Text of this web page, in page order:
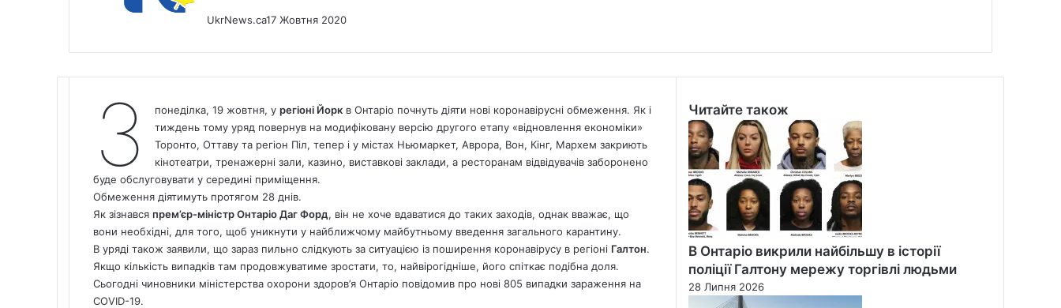
UkrNews.ca17 Жовтня 2020
З понеділка, 19 жовтня, у регіоні Йоркв Онтаріо почнуть діяти нові коронавірусні обмеження. Як і
тиждень тому уряд повернув на модифіковану версію другого етапу «відновлення економіки»
Торонто, Оттаву та регіон Піл, тепер і у містах Ньюмаркет, Аврора, Вон, Кінг, Мархем закриють
кінотеатри, тренажерні зали, казино, виставкові заклади, а ресторанам відвідувачів заборонено
буде обслуговувати у середині приміщення.
Обмеження діятимуть протягом 28 днів.
Як зізнався прем’єр-міністр Онтаріо Даг Форд, він не хоче вдаватися до таких заходів, однак вважає, що
вони необхідні, для того, щоб уникнути у найближчому майбутньому введення загального карантину.
В уряді також заявили, що зараз пильно слідкують за ситуацією із поширення коронавірусу в регіоні Галтон.
Якщо кількість випадків там продовжуватиме зростати, то, найвірогідніше, його спіткає подібна доля.
Сьогодні чиновники міністерства охорони здоров’я Онтаріо повідомив про нові 805 випадки зараження на
COVID-19.
Читайте також
Close
В Онтаріо викрили найбільшу в історії
поліції Галтону мережу торгівлі людьми
28 Липня 2026